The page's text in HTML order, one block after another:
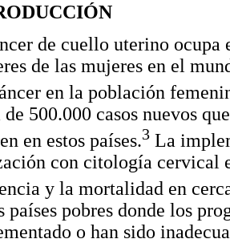
de cuello uterino ocupa
de las mujeres en el
en la población
de 500.000 casos nuevos
en estos países.3 La
con citología cervical
y la mortalidad en
países pobres donde los
o han sido